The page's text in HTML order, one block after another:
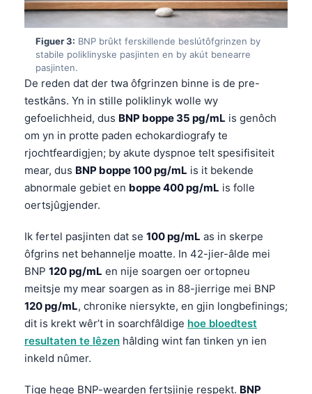
Figuer 3: BNP brûkt ferskillende beslútôfgrinzen by
stabile poliklinyske pasjinten en by akút benearre
pasjinten.
De reden dat der twa ôfgrinzen binne is de pre-
testkâns. Yn in stille poliklinyk wolle wy
gefoelichheid, dus BNP boppe 35 pg/mL is genôch
om yn in protte paden echokardiografy te
rjochtfeardigjen; by akute dyspnoe telt spesifisiteit
mear, dus BNP boppe 100 pg/mL is it bekende
abnormale gebiet en boppe 400 pg/mL is folle
oertsjûgjender.
Ik fertel pasjinten dat se 100 pg/mL as in skerpe
ôfgrins net behannelje moatte. In 42-jier-âlde mei
BNP 120 pg/mL en nije soargen oer ortopneu
meitsje my mear soargen as in 88-jierrige mei BNP
120 pg/mL, chronike niersykte, en gjin longbefinings;
dit is krekt wêr’t in soarchfâldige hoe bloedtest
resultaten te lêzen hâlding wint fan tinken yn ien
inkeld nûmer.
Tige hege BNP-wearden fertsjinje respekt. BNP